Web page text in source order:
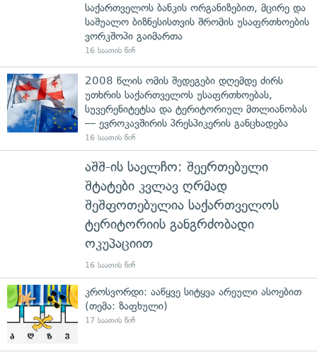
საქართველოს ბანკის ორგანიზებით, მცირე და
საშუალო ბიზნესისთვის შრომის უსაფრთხოების
ვორკშოპი გაიმართა
16 საათის წინ
2008 წლის ომის შედეგები დღემდე ძირს
უთხრის საქართველოს უსაფრთხოებას,
სუვერენიტეტსა და ტერიტორიულ მთლიანობას
— ევროკავშირის პრესპიკერის განცხადება
16 საათის წინ
აშშ-ის საელჩო: შეერთებული
შტატები კვლავ ღრმად
შეშფოთებულია საქართველოს
ტერიტორიის განგრძობადი
ოკუპაციით
16 საათის წინ
კროსვორდი: ააწყვე სიტყვა არეული ასოებით
(თემა: ზაფხული)
17 საათის წინ